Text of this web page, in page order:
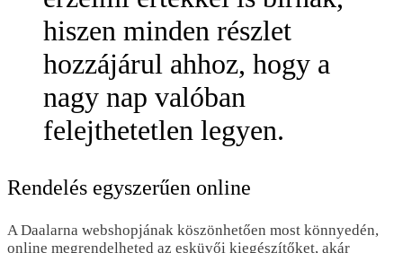
hiszen minden részlet
hozzájárul ahhoz, hogy a
nagy nap valóban
felejthetetlen legyen.
Rendelés egyszerűen online
A Daalarna webshopjának köszönhetően most könnyedén,
online megrendelheted az esküvői kiegészítőket, akár